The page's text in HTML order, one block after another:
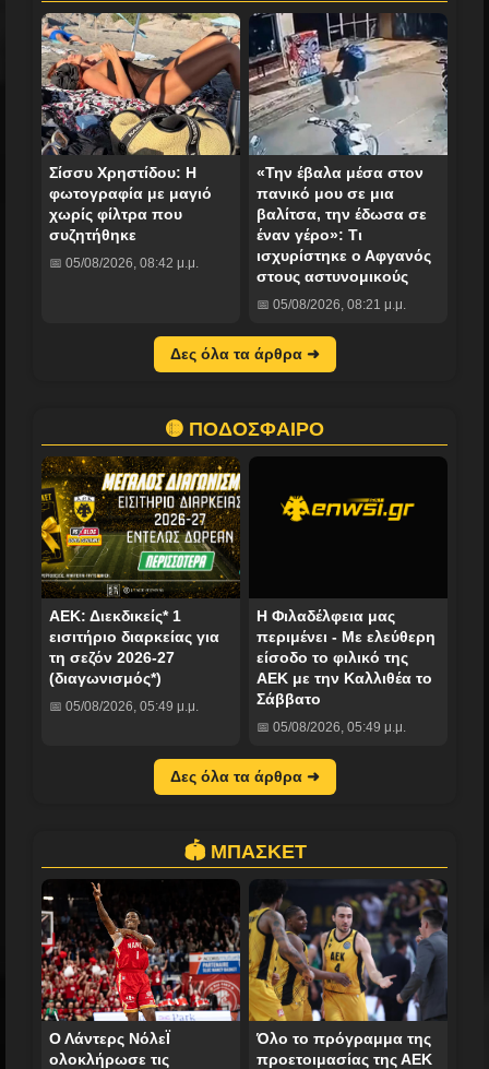
Σίσσυ Χρηστίδου: Η
φωτογραφία με μαγιό
χωρίς φίλτρα που
συζητήθηκε
📅 05/08/2026, 08:42 μ.μ.
«Την έβαλα μέσα στον
πανικό μου σε μια
βαλίτσα, την έδωσα σε
έναν γέρο»: Τι
ισχυρίστηκε ο Αφγανός
στους αστυνομικούς
📅 05/08/2026, 08:21 μ.μ.
Δες όλα τα άρθρα ➜
🟡 ΠΟΔΟΣΦΑΙΡΟ
ΑΕΚ: Διεκδικείς* 1
εισιτήριο διαρκείας για
τη σεζόν 2026-27
(διαγωνισμός*)
📅 05/08/2026, 05:49 μ.μ.
Η Φιλαδέλφεια μας
περιμένει - Με ελεύθερη
είσοδο το φιλικό της
ΑΕΚ με την Καλλιθέα το
Σάββατο
📅 05/08/2026, 05:49 μ.μ.
Δες όλα τα άρθρα ➜
🏟️ ΜΠΑΣΚΕΤ
Ο Λάντερς ΝόλεΪ
ολοκλήρωσε τις
Όλο το πρόγραμμα της
προετοιμασίας της ΑΕΚ